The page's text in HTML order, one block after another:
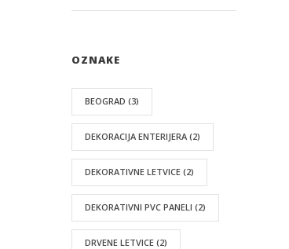
OZNAKE
BEOGRAD (3)
DEKORACIJA ENTERIJERA (2)
DEKORATIVNE LETVICE (2)
DEKORATIVNI PVC PANELI (2)
DRVENE LETVICE (2)